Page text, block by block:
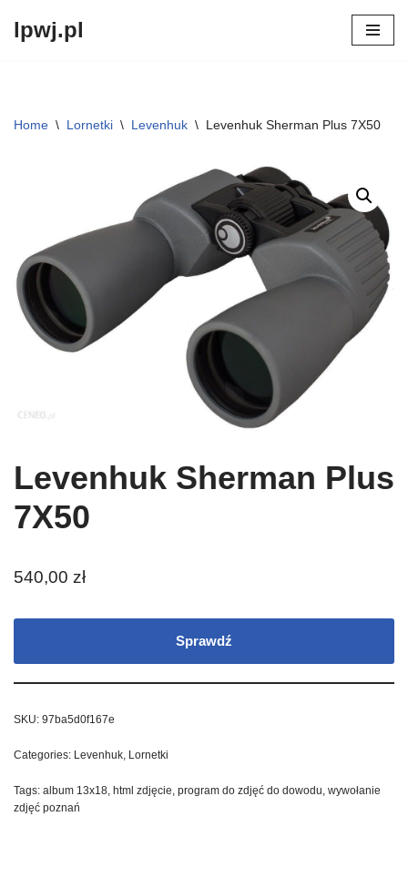
lpwj.pl
Home \ Lornetki \ Levenhuk \ Levenhuk Sherman Plus 7X50
Levenhuk Sherman Plus
7X50
540,00 zł
Sprawdź
SKU: 97ba5d0f167e
Categories: Levenhuk, Lornetki
Tags: album 13x18, html zdjęcie, program do zdjęć do dowodu, wywołanie
zdjęć poznań